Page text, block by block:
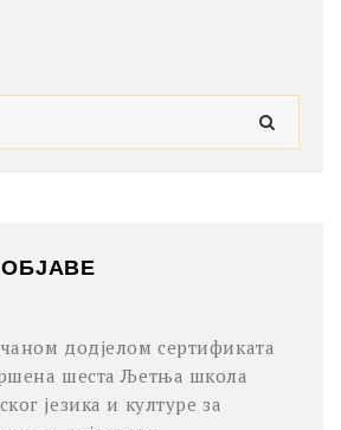
додјелом сертификата
шеста Љетња школа
језика и културе за